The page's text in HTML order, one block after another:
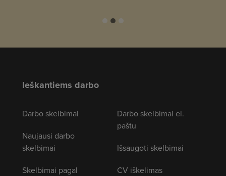
Ieškantiems darbo
Darbo skelbimai
Naujausi darbo
skelbimai
Skelbimai pagal
Darbo skelbimai el.
paštu
Išsaugoti skelbimai
CV iškėlimas